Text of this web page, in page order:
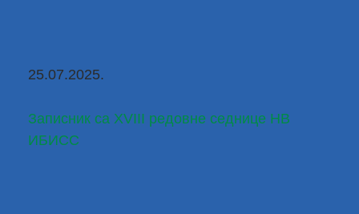
25.07.2025.
Записник са XVIII редовне седнице НВ
ИБИСС